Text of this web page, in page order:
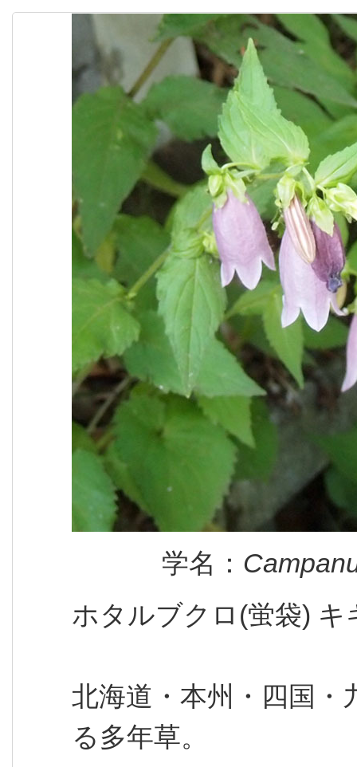
学名：
ホタルブクロ(蛍袋)
北海道・本州・四国・
る多年草。